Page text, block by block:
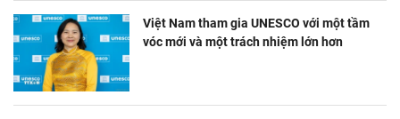
Việt Nam tham gia UNESCO với một tầm
vóc mới và một trách nhiệm lớn hơn